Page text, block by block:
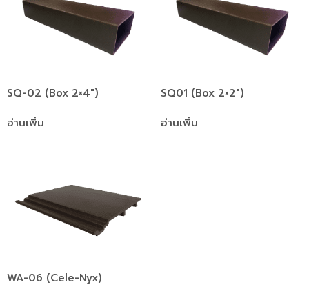
SQ-02 (Box 2×4″)
อ่านเพิ่ม
SQ01 (Box 2×2″)
อ่านเพิ่ม
WA-06 (Cele-Nyx)